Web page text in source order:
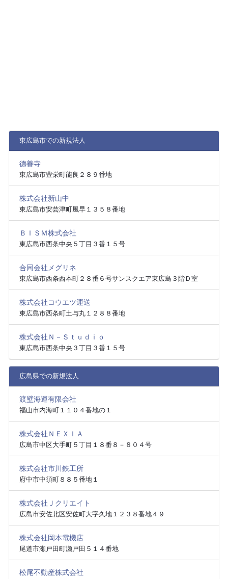
東広島市での新規法人
德善寺
東広島市豊栄町能良２８９番地
株式会社新山中
東広島市安芸津町風早１３５８番地
ＢＩＳＭ株式会社
東広島市西条中央５丁目３番１５号
合同会社メグリネ
東広島市西条西本町２８番６号サンスクエア東広島３階Ｄ室
株式会社コウエツ運送
東広島市西条町土与丸１２８８番地
株式会社Ｎ－Ｓｔｕｄｉｏ
東広島市西条中央３丁目３番１５号
広島県での新規法人
渡壁海運有限会社
福山市内海町１１０４番地の１
株式会社ＮＥＸＩＡ
広島市中区大手町５丁目１８番８－８０４号
株式会社市川鉄工所
府中市中須町８８５番地１
株式会社Ｊクリエイト
広島市安佐北区安佐町大字久地１２３８番地４９
株式会社岡本電機店
尾道市瀬戸田町瀬戸田５１４番地
松尾不動産株式会社